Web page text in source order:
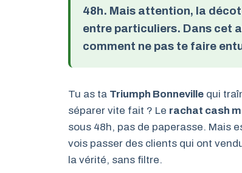
48h. Mais attention, la
entre particuliers. Dans cet
comment ne pas te faire
Tu as ta Triumph Bonneville qui
séparer vite fait ? Le rachat cash
sous 48h, pas de paperasse. Mais
vois passer des clients qui ont
la vérité, sans filtre.